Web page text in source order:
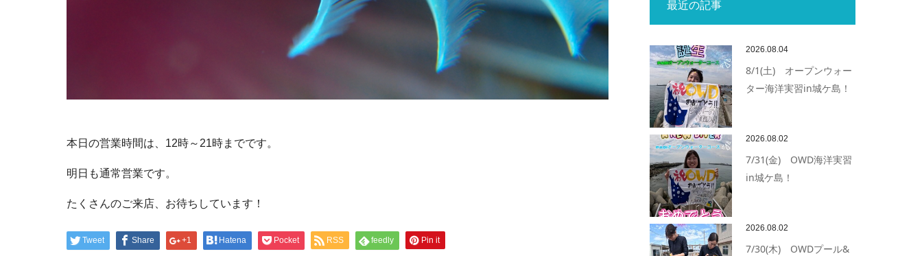
本日の営業時間は、12時～21時までです。
明日も通常営業です。
たくさんのご来店、お待ちしています！
Tweet Share +1 Hatena Pocket RSS feedly Pin it
最近の記事
2026.08.04
8/1(土) オープンウォー
ター海洋実習in城ケ島！
2026.08.02
7/31(金) OWD海洋実習
in城ケ島！
2026.08.02
7/30(木) OWDプール&